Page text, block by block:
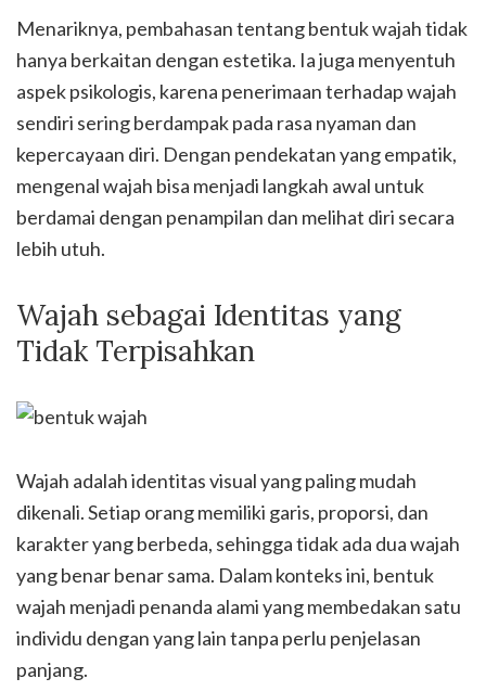
Menariknya, pembahasan tentang bentuk wajah tidak
hanya berkaitan dengan estetika. Ia juga menyentuh
aspek psikologis, karena penerimaan terhadap wajah
sendiri sering berdampak pada rasa nyaman dan
kepercayaan diri. Dengan pendekatan yang empatik,
mengenal wajah bisa menjadi langkah awal untuk
berdamai dengan penampilan dan melihat diri secara
lebih utuh.
Wajah sebagai Identitas yang
Tidak Terpisahkan
Wajah adalah identitas visual yang paling mudah
dikenali. Setiap orang memiliki garis, proporsi, dan
karakter yang berbeda, sehingga tidak ada dua wajah
yang benar benar sama. Dalam konteks ini, bentuk
wajah menjadi penanda alami yang membedakan satu
individu dengan yang lain tanpa perlu penjelasan
panjang.